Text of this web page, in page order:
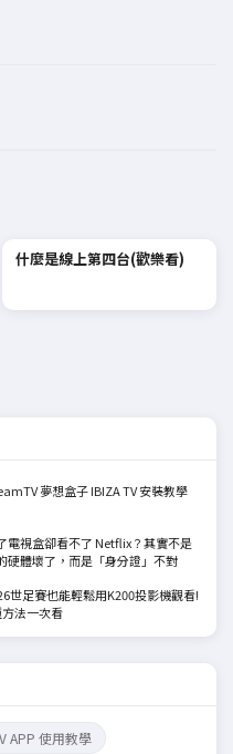
什麼是線上第四台(歡樂看)
夢想盒子 IBIZA TV 安裝教學
電視盒卻看不了 Netflix？其實不是
硬體壞了，而是「身分證」不對
世足賽也能輕鬆用K200投影機觀看!
法一次看
APP 使用教學